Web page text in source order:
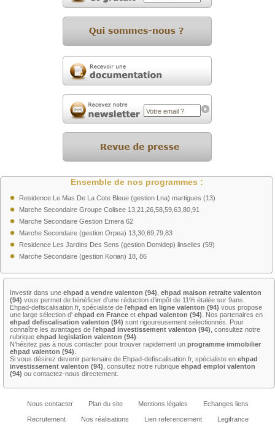
Ensemble de nos programmes :
Residence Le Mas De La Cote Bleue (gestion Lna) martigues (13)
Marche Secondaire Groupe Colisee 13,21,26,58,59,63,80,91
Marche Secondaire Gestion Emera 62
Marche Secondaire (gestion Orpea) 13,30,69,79,83
Residence Les Jardins Des Sens (gestion Domidep) linselles (59)
Marche Secondaire (gestion Korian) 18, 86
Investir dans une ehpad a vendre valenton (94) ehpad maison retraite valenton
(94) vous permet de bénéficier d’une réduction d’impôt de 11% étalée sur 9ans.
Ehpad-defiscalisation.fr, spécialiste de l’ehpad en ligne valenton (94) vous propose
une large sélection d' ehpad en Franceet ehpad valenton (94) . Nos partenaires en
ehpad defiscalisation valenton (94) sont rigoureusement sélectionnés. Pour
connaître les avantages de l'ehpad investissement valenton (94) , consultez notre
rubrique ehpad legislation valenton (94)
N'hésitez pas à nous contacter pour trouver rapidement un programme immobilier
ehpad valenton (94)
Si vous désirez devenir partenaire de Ehpad-defiscalisation.fr, spécialiste en ehpad
investissement valenton (94) , consultez notre rubrique ehpad emploi valenton
(94) ou contactez-nous directement.
Nous contacter Plan du site Mentions légales Echanges liens
Recrutement Nos réalisations Lien referencement Legifrance